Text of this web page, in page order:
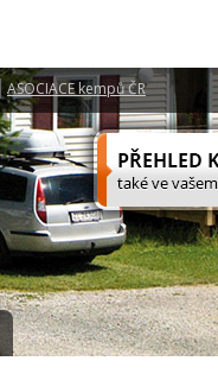
ASOCIACE kempů ČR